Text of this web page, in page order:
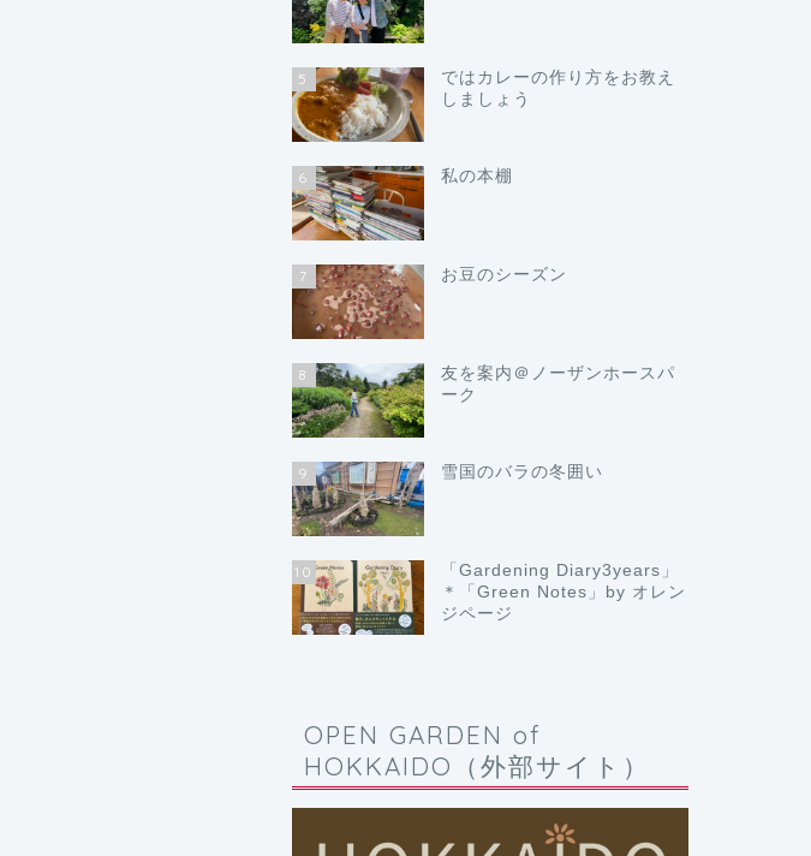
5
ではカレーの作り方をお教え
しましょう
6 私の本棚
7 お豆のシーズン
8
友を案内＠ノーザンホースパ
ーク
9 雪国のバラの冬囲い
10
「Gardening Diary3years」
＊「Green Notes」by オレン
ジページ
OPEN GARDEN of
HOKKAIDO（外部サイト）